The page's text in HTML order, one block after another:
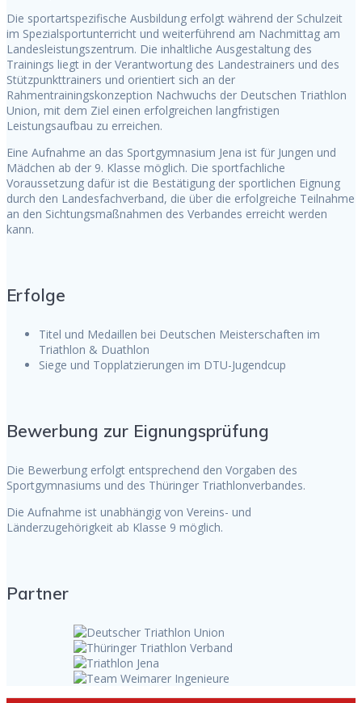
Die sportartspezifische Ausbildung erfolgt während der Schulzeit
im Spezialsportunterricht und weiterführend am Nachmittag am
Landesleistungszentrum. Die inhaltliche Ausgestaltung des
Trainings liegt in der Verantwortung des Landestrainers und des
Stützpunkttrainers und orientiert sich an der
Rahmentrainingskonzeption Nachwuchs der Deutschen Triathlon
Union, mit dem Ziel einen erfolgreichen langfristigen
Leistungsaufbau zu erreichen.
Eine Aufnahme an das Sportgymnasium Jena ist für Jungen und
Mädchen ab der 9. Klasse möglich. Die sportfachliche
Voraussetzung dafür ist die Bestätigung der sportlichen Eignung
durch den Landesfachverband, die über die erfolgreiche Teilnahme
an den Sichtungsmaßnahmen des Verbandes erreicht werden
kann.
Erfolge
Titel und Medaillen bei Deutschen Meisterschaften im
Triathlon & Duathlon
Siege und Topplatzierungen im DTU-Jugendcup
Bewerbung zur Eignungsprüfung
Die Bewerbung erfolgt entsprechend den Vorgaben des
Sportgymnasiums und des Thüringer Triathlonverbandes.
Die Aufnahme ist unabhängig von Vereins- und
Länderzugehörigkeit ab Klasse 9 möglich.
Partner